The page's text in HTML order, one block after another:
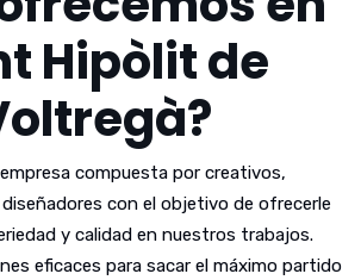
Hipòlit de
compuesta por creativos,
con el objetivo de ofrecerle
y calidad en nuestros trabajos.
eficaces para sacar el máximo partido